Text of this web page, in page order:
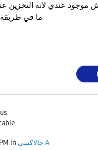
عندي لانه التخزين عندي 128
ما في
in جالاكسى A